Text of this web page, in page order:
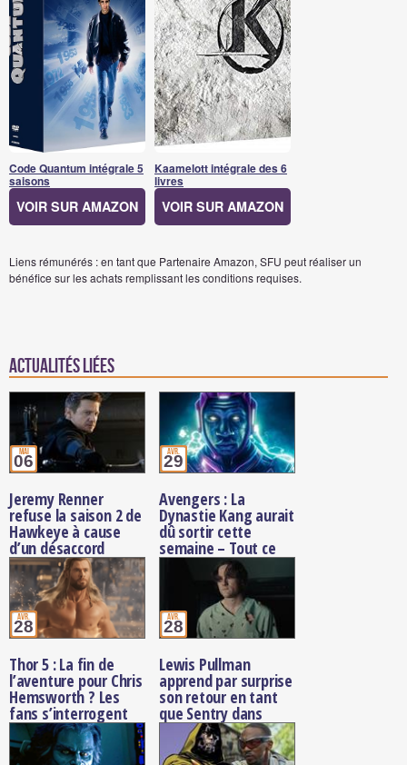
Code Quantum intégrale 5
saisons
VOIR SUR AMAZON
Kaamelott intégrale des 6
livres
VOIR SUR AMAZON
Liens rémunérés : en tant que Partenaire Amazon, SFU peut réaliser un
bénéfice sur les achats remplissant les conditions requises.
Actualités Liées
mai
06
Jeremy Renner
refuse la saison 2 de
Hawkeye à cause
d’un désaccord
salarial
avr.
29
Avengers : La
Dynastie Kang aurait
dû sortir cette
semaine – Tout ce
qu’on sait sur ce film
abandonné
avr.
28
Thor 5 : La fin de
l’aventure pour Chris
Hemsworth ? Les
fans s’interrogent
sur l’annulation du
film
avr.
28
Lewis Pullman
apprend par surprise
son retour en tant
que Sentry dans
Avengers :
Doomsday